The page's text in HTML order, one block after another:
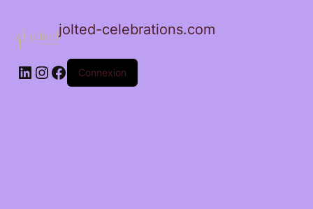
jolted-celebrations.com
LinkedIn
Instagram
Facebook
Connexion